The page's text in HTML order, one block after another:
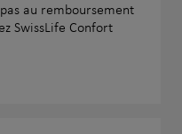
au remboursement
SwissLife Confort